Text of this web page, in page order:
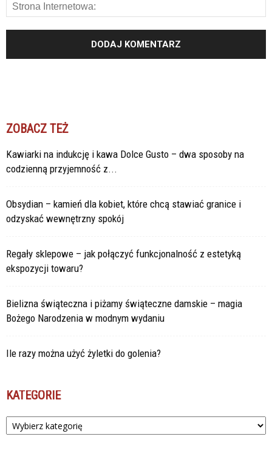
ZOBACZ TEŻ
Kawiarki na indukcję i kawa Dolce Gusto – dwa sposoby na
codzienną przyjemność z...
Obsydian – kamień dla kobiet, które chcą stawiać granice i
odzyskać wewnętrzny spokój
Regały sklepowe – jak połączyć funkcjonalność z estetyką
ekspozycji towaru?
Bielizna świąteczna i piżamy świąteczne damskie – magia
Bożego Narodzenia w modnym wydaniu
Ile razy można użyć żyletki do golenia?
KATEGORIE
Kategorie